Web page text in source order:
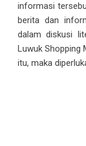
informasi
berita dan
dalam diskusi
Luwuk Shopping
itu, maka